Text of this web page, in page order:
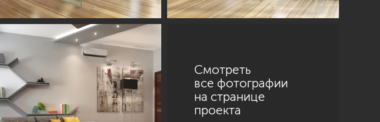
Смотреть
все фотографии
на странице
проекта